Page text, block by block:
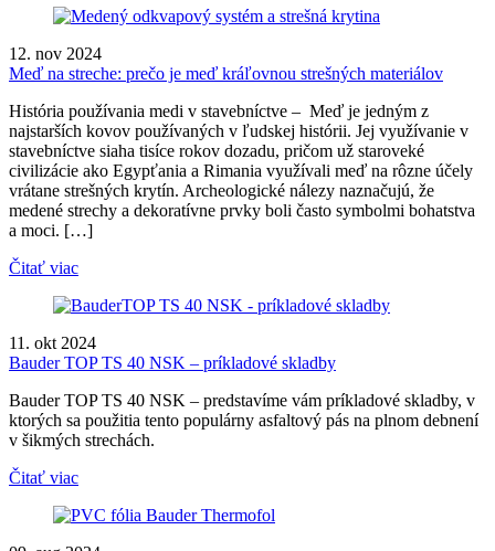
12. nov 2024
Meď na streche: prečo je meď kráľovnou strešných materiálov
História používania medi v stavebníctve – Meď je jedným z
najstarších kovov používaných v ľudskej histórii. Jej využívanie v
stavebníctve siaha tisíce rokov dozadu, pričom už staroveké
civilizácie ako Egypťania a Rimania využívali meď na rôzne účely
vrátane strešných krytín. Archeologické nálezy naznačujú, že
medené strechy a dekoratívne prvky boli často symbolmi bohatstva
a moci. […]
Čitať viac
11. okt 2024
Bauder TOP TS 40 NSK – príkladové skladby
Bauder TOP TS 40 NSK – predstavíme vám príkladové skladby, v
ktorých sa použitia tento populárny asfaltový pás na plnom debnení
v šikmých strechách.
Čitať viac